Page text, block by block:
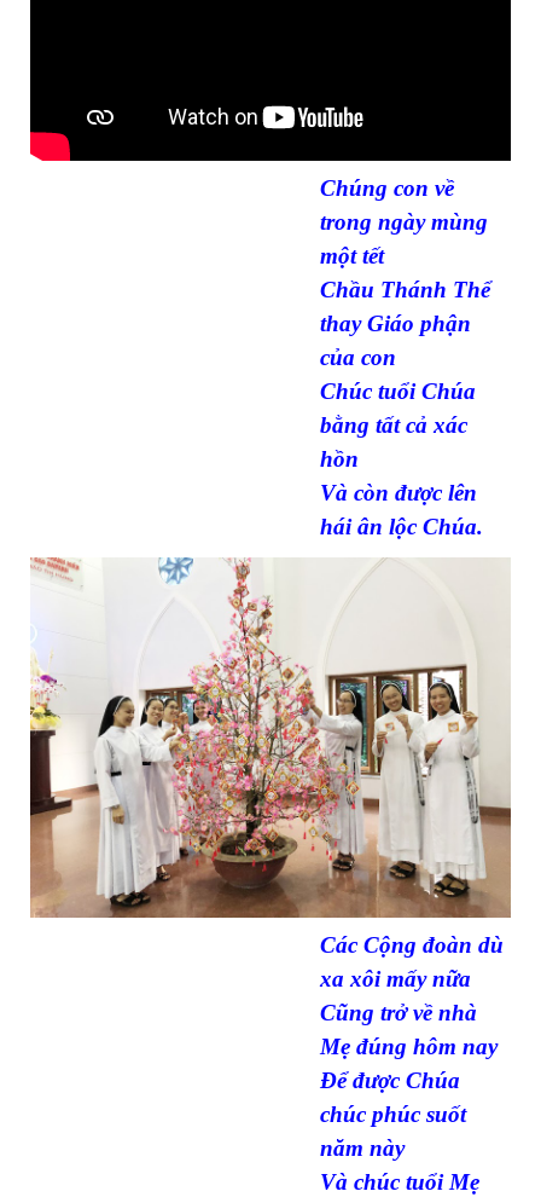
Chúng con về
trong ngày mùng
một tết
Chầu Thánh Thể
thay Giáo phận
của con
Chúc tuổi Chúa
bằng tất cả xác
hồn
Và còn được lên
hái ân lộc Chúa.
Các Cộng đoàn dù
xa xôi mấy nữa
Cũng trở về nhà
Mẹ đúng hôm nay
Để được Chúa
chúc phúc suốt
năm này
Và chúc tuổi Mẹ